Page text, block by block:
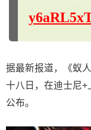
据最新报道，《蚁
十八日，在迪士尼+
公布。